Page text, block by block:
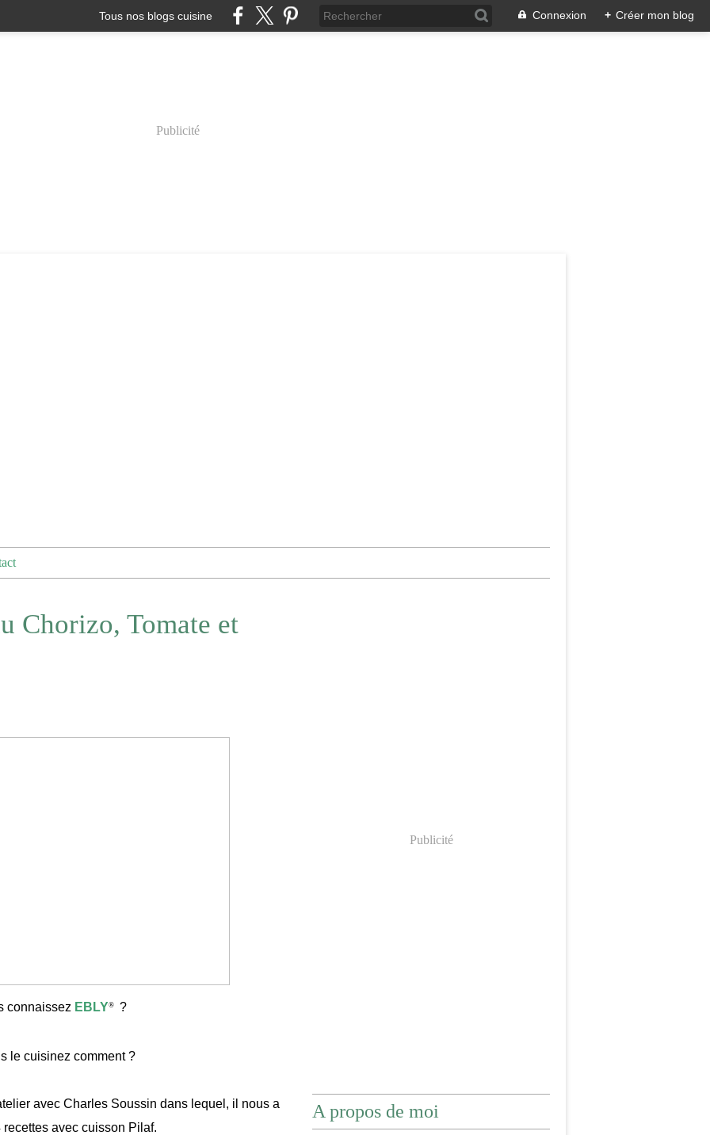
Tous nos blogs cuisine Connexion + Créer mon blog
Publicité
Chorizo, Tomate et
connaissez EBLY® ?
le cuisinez comment ?
avec Charles Soussin dans lequel, il nous a
recettes avec cuisson Pilaf.
Publicité
A propos de moi